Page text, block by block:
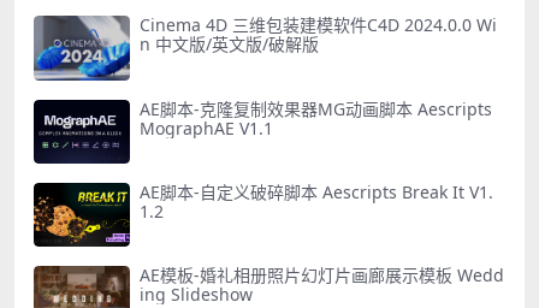
Cinema 4D 三维包装建模软件C4D 2024.0.0 Wi
n 中文版/英文版/破解版
AE脚本-克隆复制效果器MG动画脚本 Aescripts
MographAE V1.1
AE脚本-自定义破碎脚本 Aescripts Break It V1.
1.2
AE模板-婚礼相册照片幻灯片画廊展示模板 Wedd
ing Slideshow